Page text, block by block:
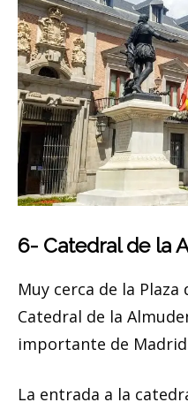
6- Catedral de la
Muy cerca de la
Catedral de la
importante de
La entrada a la